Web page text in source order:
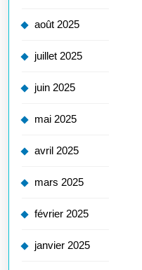
août 2025
juillet 2025
juin 2025
mai 2025
avril 2025
mars 2025
février 2025
janvier 2025